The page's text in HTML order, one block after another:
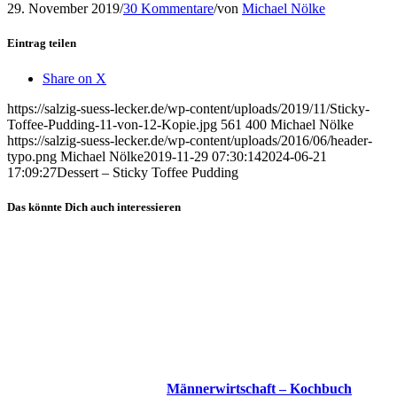
29. November 2019/30 Kommentare/von Michael Nölke
Eintrag teilen
Share on X
https://salzig-suess-lecker.de/wp-content/uploads/2019/11/Sticky-
Toffee-Pudding-11-von-12-Kopie.jpg 561 400 Michael Nölke
https://salzig-suess-lecker.de/wp-content/uploads/2016/06/header-
typo.png Michael Nölke2019-11-29 07:30:142024-06-21
17:09:27Dessert – Sticky Toffee Pudding
Das könnte Dich auch interessieren
Männerwirtschaft – Kochbuch